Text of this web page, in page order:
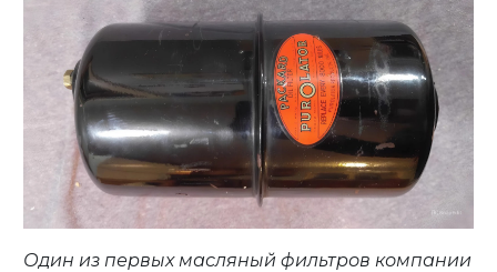
Один из первых масляный фильтров компании